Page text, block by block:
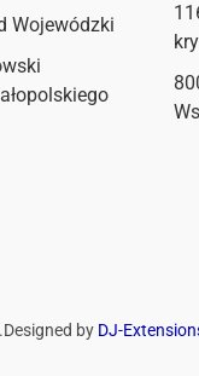
Wojewódzki
Designed by DJ-